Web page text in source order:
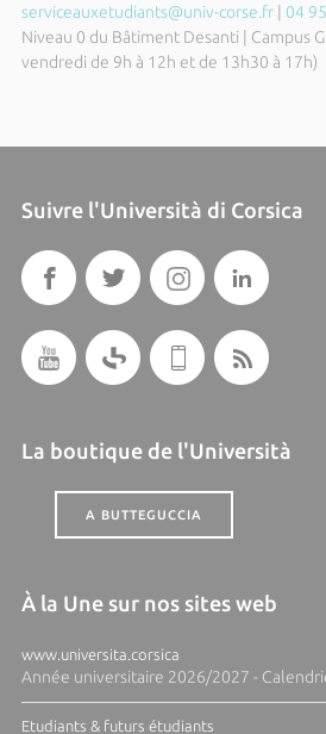
serviceauxetudiants@univ-corse.fr| 04
Niveau 0 du Bâtiment Desanti | Campus
vendredi de 9h à 12h et de 13h30 à 17h)
Suivre l'Università di Corsica
La boutique de l'Università
A BUTTEGUCCIA
À la Une sur nos sites web
www.universita.corsica
Année universitaire 2026/2027 -
Etudiants & futurs étudiants